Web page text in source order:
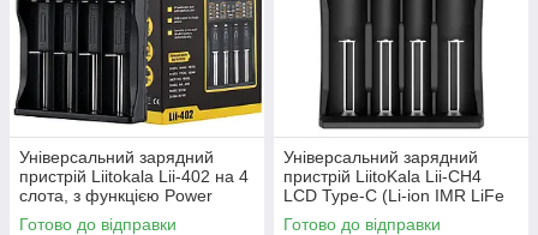
Універсальний зарядний
пристрій Liitokala Lii-402 на 4
слота, з функцією Power
Bank
Готово до відправки
Універсальний зарядний
пристрій LiitoKala Lii-CH4
LCD Type-C (Li-ion IMR LiFe
NiMH) на 4 акумулятори
Готово до відправки